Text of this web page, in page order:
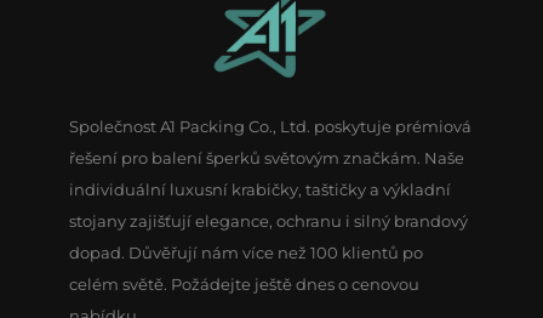
Společnost A1 Packing Co., Ltd. poskytuje prémiová
řešení pro balení šperků světovým značkám. Naše
individuální luxusní krabičky, taštičky a výkladní
stojany zajišťují elegance, ochranu i silný brandový
dopad. Důvěřují nám více než 100 klientů po
celém světě. Požádejte ještě dnes o cenovou